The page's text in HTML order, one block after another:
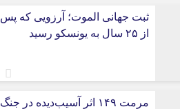
ثبت جهانی الموت؛ آرزویی که پس
از ۲۵ سال به یونسکو رسید
مرمت ۱۴۹ اثر آسیب‌دیده در جنگ